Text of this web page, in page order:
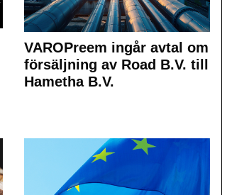
VAROPreem ingår avtal om
försäljning av Road B.V. till
Hametha B.V.